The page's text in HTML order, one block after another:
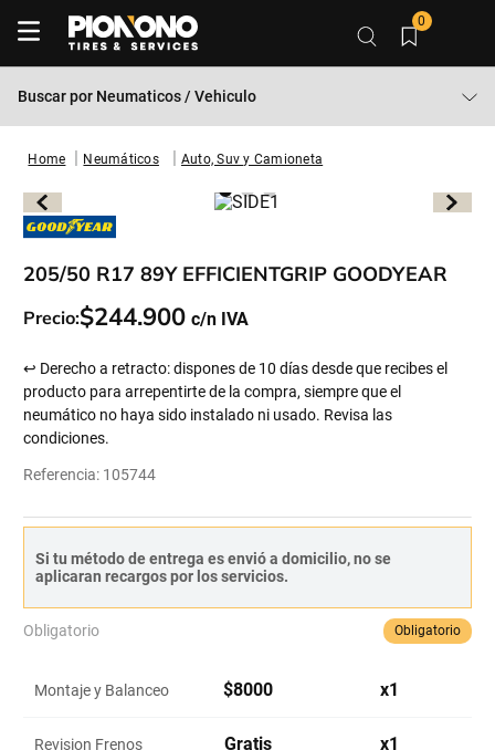
0
Buscar por Neumaticos / Vehiculo
Neumáticos Auto, Suv y Camioneta
205/50 R17 89Y EFFICIENTGRIP GOODYEAR
Precio:$244.900
↩ Derecho a retracto: dispones de 10 días desde que recibes el
producto para arrepentirte de la compra, siempre que el
neumático no haya sido instalado ni usado. Revisa las
condiciones.
Referencia: 105744
Si tu método de entrega es envió a domicilio, no se
aplicaran recargos por los servicios.
Obligatorio Obligatorio
Montaje y Balanceo $8000 x1
Revision Frenos Gratis x1